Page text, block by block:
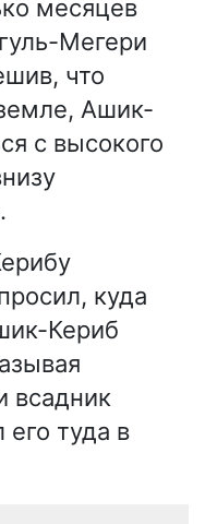
месяцев
Мегери
что
Ашик-
с высокого
куда
Кериб
всадник
туда в